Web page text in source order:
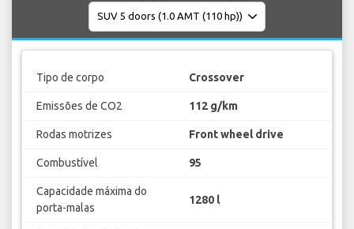
Tipo de corpo Crossover
Emissões de CO2 112 g/km
Rodas motrizes Front wheel drive
Combustível 95
Capacidade máxima do
porta-malas
1280 l